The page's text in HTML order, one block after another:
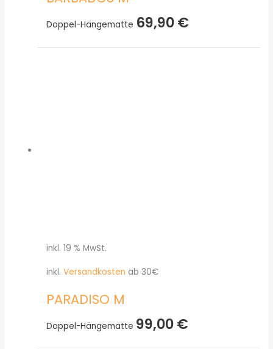
Doppel-Hängematte 69,90€
inkl. 19 % MwSt.
inkl. Versandkosten ab 30€
PARADISO M
Doppel-Hängematte 99,00€